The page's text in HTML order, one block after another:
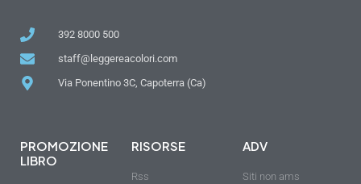
392 8000 500
staff@leggereacolori.com
Via Ponentino 3C, Capoterra (Ca)
PROMOZIONE
LIBRO
RISORSE
Rss
ADV
Siti non ams